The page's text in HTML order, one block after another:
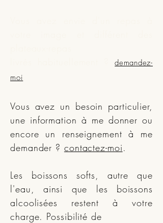
habituellement ?demandez-
moi
Vous avez un besoin particulier,
une information à me donner ou
encore un renseignement à me
demander ? contactez-moi.
Les boissons softs, autre que
l'eau, ainsi que les boissons
alcoolisées restent à votre
charge. Possibilité de